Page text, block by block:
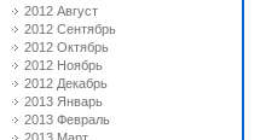
2012 Август
2012 Сентябрь
2012 Октябрь
2012 Ноябрь
2012 Декабрь
2013 Январь
2013 Февраль